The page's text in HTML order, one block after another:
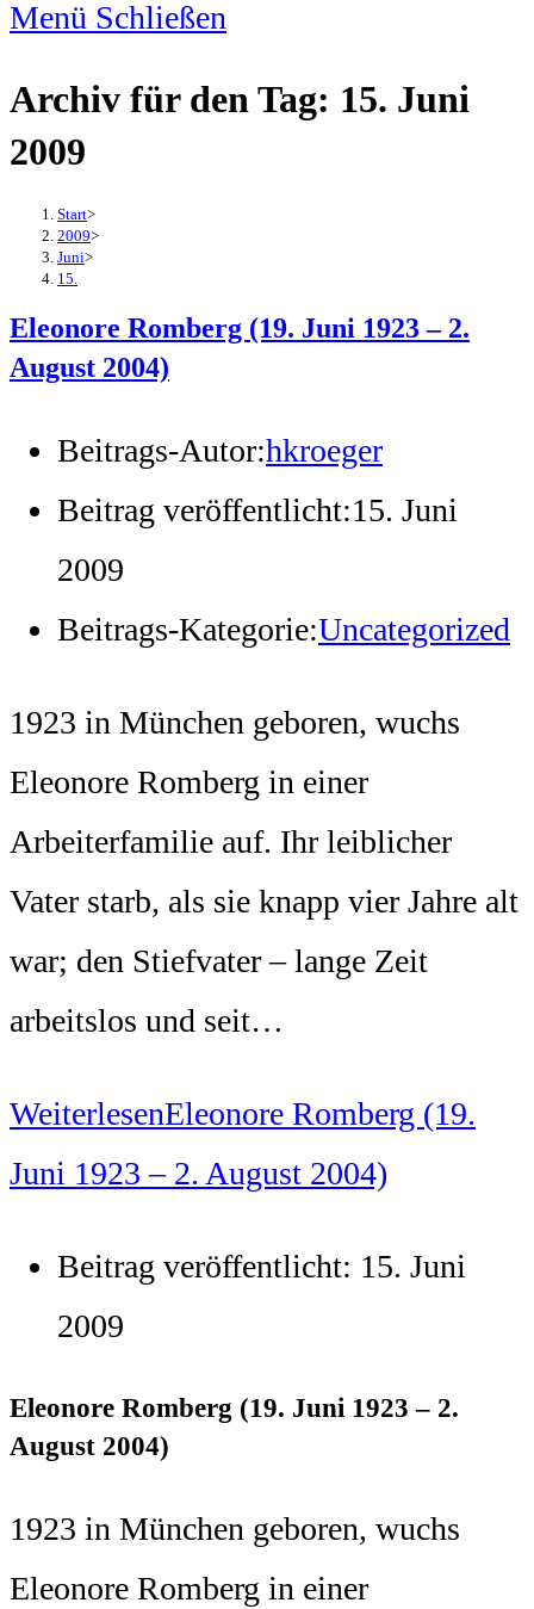
Menü Schließen
Archiv für den Tag: 15. Juni
2009
Start>
2009>
Juni>
15.
Eleonore Romberg (19. Juni 1923 – 2.
August 2004)
Beitrags-Autor:hkroeger
Beitrag veröffentlicht:15. Juni
2009
Beitrags-Kategorie:Uncategorized
1923 in München geboren, wuchs
Eleonore Romberg in einer
Arbeiterfamilie auf. Ihr leiblicher
Vater starb, als sie knapp vier Jahre alt
war; den Stiefvater – lange Zeit
arbeitslos und seit…
WeiterlesenEleonore Romberg (19.
Juni 1923 – 2. August 2004)
Beitrag veröffentlicht: 15. Juni
2009
Eleonore Romberg (19. Juni 1923 – 2.
August 2004)
1923 in München geboren, wuchs
Eleonore Romberg in einer